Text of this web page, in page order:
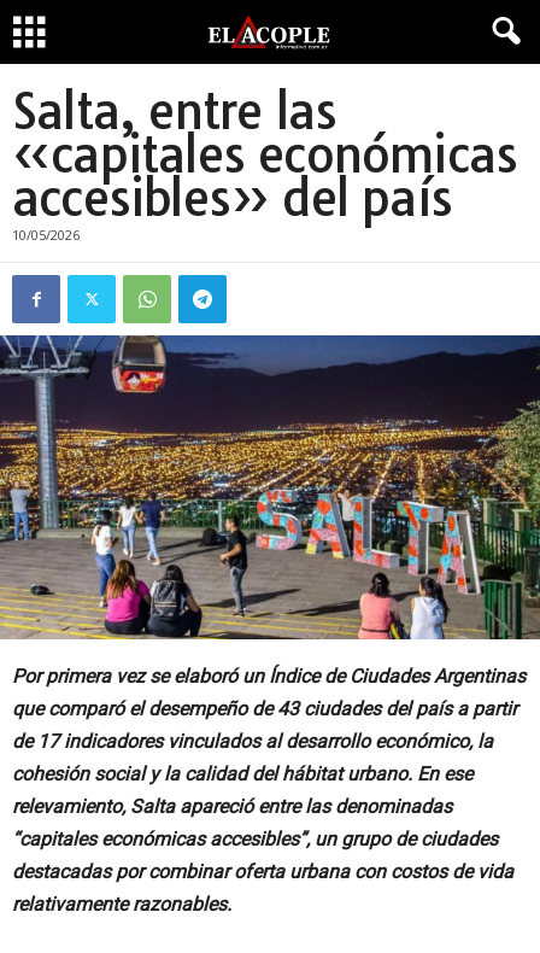
Salta, entre las
«capitales económicas
accesibles» del país
10/05/2026
Por primera vez se elaboró un Índice de Ciudades Argentinas
que comparó el desempeño de 43 ciudades del país a partir
de 17 indicadores vinculados al desarrollo económico, la
cohesión social y la calidad del hábitat urbano. En ese
relevamiento, Salta apareció entre las denominadas
“capitales económicas accesibles”, un grupo de ciudades
destacadas por combinar oferta urbana con costos de vida
relativamente razonables.